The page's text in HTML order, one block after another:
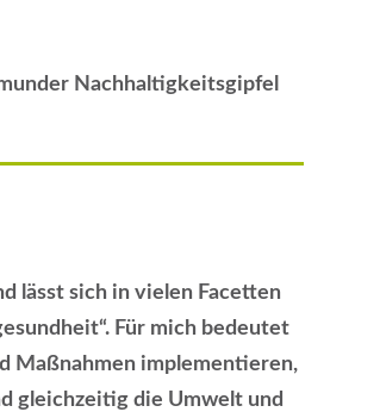
Nachhaltigkeitsgipfel
lässt sich in vielen Facetten
Für mich bedeutet
Maßnahmen implementieren,
gleichzeitig die Umwelt und